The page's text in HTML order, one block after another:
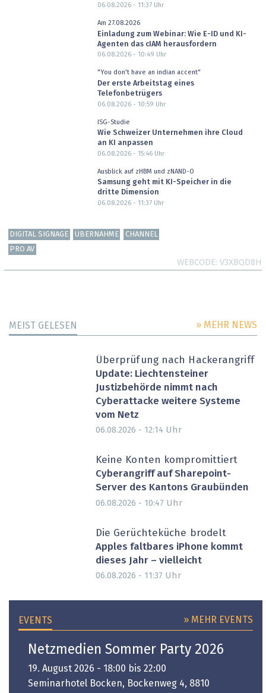
06.08.2026 - 11:37Uhr
Am 27.08.2026
Einladung zum Webinar: Wie E-ID und KI-
Agenten das cIAM herausfordern
06.08.2026 - 10:49 Uhr
"You don't have an indian accent"
Der erste Arbeitstag eines
Telefonbetrügers
06.08.2026 - 10:59 Uhr
ISG-Studie
Wie Schweizer Unternehmen ihre Cloud
an KI anpassen
06.08.2026 - 15:46Uhr
Ausblick auf zHBM und zNAND-O
Samsung geht mit KI-Speicher in die
dritte Dimension
06.08.2026 - 11:37Uhr
DIGITAL SIGNAGE ÜBERNAHME
CHANNEL
PRO AV
WEBCODE V3XBQD8H
MEIST GELESEN » MEHR NEWS
Überprüfung nach Hackerangriff
Update: Liechtensteiner
Justizbehörde nimmt nach
Cyberattacke weitere Systeme
vom Netz
06.08.2026 - 12:14 Uhr
Keine Konten kompromittiert
Cyberangriff auf Sharepoint-
Server des Kantons Graubünden
06.08.2026 - 10:47 Uhr
Die Gerüchteküche brodelt
Apples faltbares iPhone kommt
dieses Jahr – vielleicht
06.08.2026 - 11:37 Uhr
EVENTS » MEHR EVENTS
Netzmedien Sommer Party 2026
19. August 2026 - 18:00 bis 22:00
Seminarhotel Bocken, Bockenweg 4, 8810